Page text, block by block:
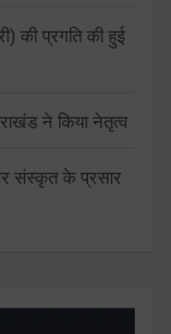
की प्रगति की हुई
ने किया नेतृत्व
संस्कृत के प्रसार